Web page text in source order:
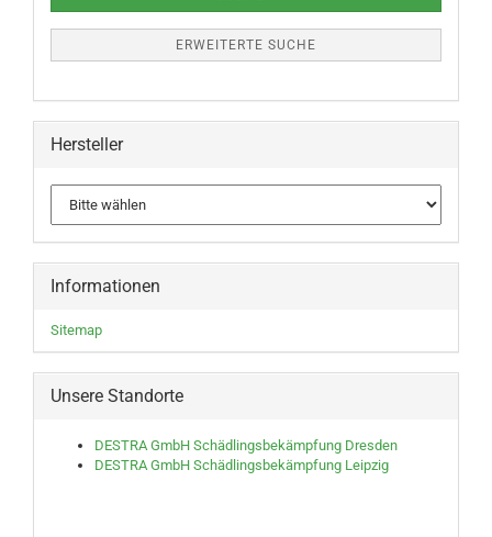
ERWEITERTE SUCHE
Hersteller
Informationen
Sitemap
Unsere Standorte
DESTRA GmbH Schädlingsbekämpfung Dresden
DESTRA GmbH Schädlingsbekämpfung Leipzig